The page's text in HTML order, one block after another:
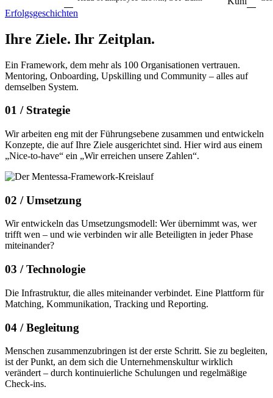
Erfolgsgeschichten
Ihre Ziele. Ihr Zeitplan.
Ein Framework, dem mehr als 100 Organisationen vertrauen.
Mentoring, Onboarding, Upskilling und Community – alles auf
demselben System.
01 /Strategie
Wir arbeiten eng mit der Führungsebene zusammen und entwickeln
Konzepte, die auf Ihre Ziele ausgerichtet sind. Hier wird aus einem
„Nice-to-have“ ein „Wir erreichen unsere Zahlen“.
02 /Umsetzung
Wir entwickeln das Umsetzungsmodell: Wer übernimmt was, wer
trifft wen – und wie verbinden wir alle Beteiligten in jeder Phase
miteinander?
03 /Technologie
Die Infrastruktur, die alles miteinander verbindet. Eine Plattform für
Matching, Kommunikation, Tracking und Reporting.
04 /Begleitung
Menschen zusammenzubringen ist der erste Schritt. Sie zu begleiten,
ist der Punkt, an dem sich die Unternehmenskultur wirklich
verändert – durch kontinuierliche Schulungen und regelmäßige
Check-ins.